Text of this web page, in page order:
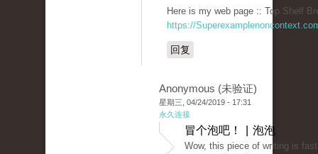
Here is my web page :: Top Shelf
https://
回复
Anonymous (未验证)
星期三, 04/24/2019 - 17:31
永久连接
冒个泡吧！ | 泡泡
Wow, this piece of writing is